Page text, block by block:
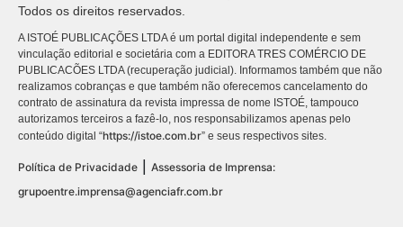
Todos os direitos reservados.
A ISTOÉ PUBLICAÇÕES LTDA é um portal digital independente e sem
vinculação editorial e societária com a EDITORA TRES COMÉRCIO DE
PUBLICACÕES LTDA (recuperação judicial). Informamos também que não
realizamos cobranças e que também não oferecemos cancelamento do
contrato de assinatura da revista impressa de nome ISTOÉ, tampouco
autorizamos terceiros a fazê-lo, nos responsabilizamos apenas pelo
conteúdo digital “https://istoe.com.br” e seus respectivos sites.
Política de Privacidade
Assessoria de Imprensa:
grupoentre.imprensa@agenciafr.com.br